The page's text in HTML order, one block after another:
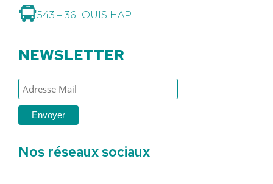
543 – 36LOUIS HAP
NEWSLETTER
Nos réseaux sociaux